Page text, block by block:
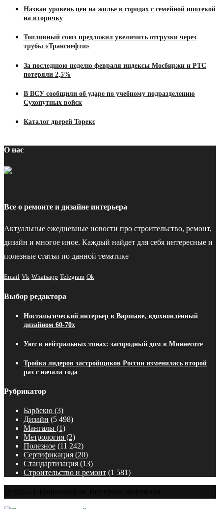
Назван уровень цен на жилье в городах с семейной ипотекой
на вторичку
Топливный союз предложил увеличить отгрузки через
трубы «Транснефти»
За последнюю неделю февраля индексы Мосбиржи и РТС
потеряли 2,5%
В ВСУ сообщили об ударе по учебному подразделению
Сухопутных войск
Каталог дверей Торекс
О нас
Все о ремонте и дизайне интерьера
Актуальные ежедневные новости про строительство, ремонт,
дизайн и многое иное. Каждый найдет для себя интересные и
полезные статьи по данной тематике
Email Vk Whatsapp Telegram Ok
Выбор редактора
Ностальгический интерьер в Варшаве, вдохновлённый
дизайном 60-70х
Уют в нейтральных тонах: загородный дом в Миннесоте
Тройка лидеров застройщиков России изменилась второй
раз с начала года
Рубрикатор
Барбекю (3)
Дизайн (5 498)
Мангалы (1)
Метрология (2)
Полезное (11 242)
Сертификация (20)
Стандартизация (13)
Строительство и ремонт (1 581)